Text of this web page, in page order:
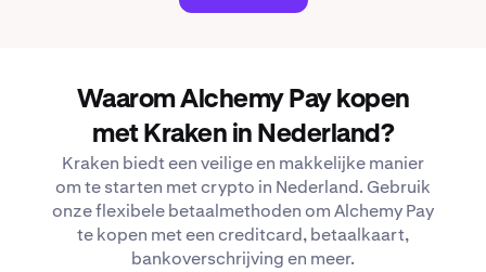
Waarom Alchemy Pay kopen
met Kraken in Nederland?
Kraken biedt een veilige en makkelijke manier
om te starten met crypto in Nederland. Gebruik
onze flexibele betaalmethoden om Alchemy Pay
te kopen met een creditcard, betaalkaart,
bankoverschrijving en meer.